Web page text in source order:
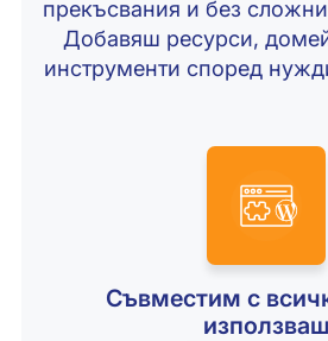
прекъсвания и без
Добавяш ресурси,
инструменти според
Съвместим с
използваш